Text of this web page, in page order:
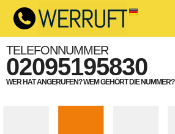
TELEFONNUMMER
02095195830
WER HAT ANGERUFEN? WEM GEHÖRT DIE NUMMER?